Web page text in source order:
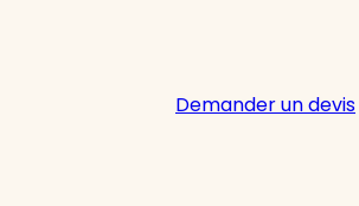
Demander un devis